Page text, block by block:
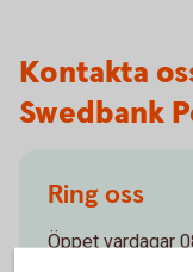
Kontakta
Swedbank
Ring oss
Öppet vardagar